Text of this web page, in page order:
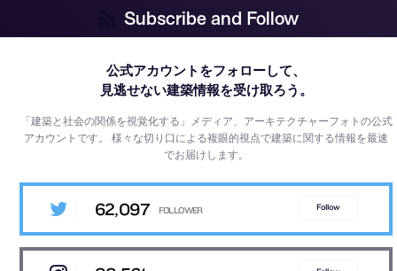
Subscribe and Follow
公式アカウントをフォローして、
見逃せない建築情報を受け取ろう。
「建築と社会の関係を視覚化する」メディア、アーキテクチャーフォトの公式
アカウントです。様々な切り口による複眼的視点で建築に関する情報を最速
でお届けします。
62,097 Follow